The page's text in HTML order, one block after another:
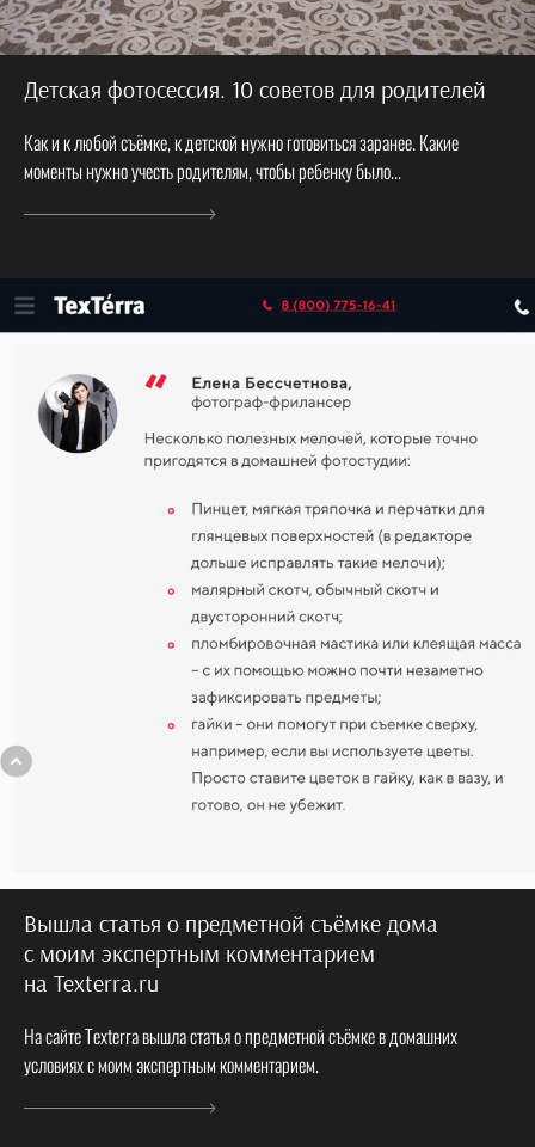
Детская фотосессия. 10 советов для родителей
Как и к любой съёмке, к детской нужно готовиться заранее. Какие
моменты нужно учесть родителям, чтобы ребенку было...
Вышла статья о предметной съёмке дома
с моим экспертным комментарием
на Texterra.ru
На сайте Texterra вышла статья о предметной съёмке в домашних
условиях с моим экспертным комментарием.